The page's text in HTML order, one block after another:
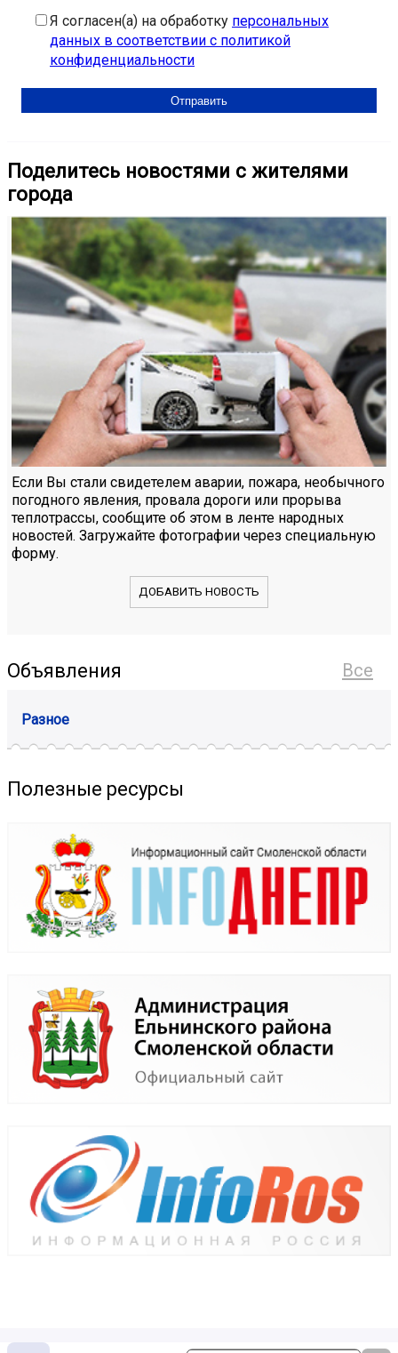
Я согласен(а) на обработку персональных
данных в соответствии с политикой
конфиденциальности
Поделитесь новостями с жителями
города
Если Вы стали свидетелем аварии, пожара, необычного
погодного явления, провала дороги или прорыва
теплотрассы, сообщите об этом в ленте народных
новостей. Загружайте фотографии через специальную
форму.
ДОБАВИТЬ НОВОСТЬ
Все
Объявления
Разное
Полезные ресурсы